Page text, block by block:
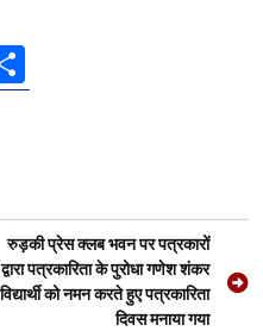
h
रुड़की प्रेस क्लब भवन पर पत्रकारों
द्वारा पत्रकारिता के पुरोधा गणेश शंकर
विद्यार्थी को नमन करते हुए पत्रकारिता
दिवस मनाया गया